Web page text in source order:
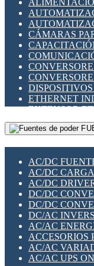
SENSORES
VARIACS
VARIADORES
MAQUINARIA
INTERFACES
OTROS RELÉS
PROTECCIÓN
RELÉS
RELÉS DE
RELÉS DE
RELÉS
RELÉS
SENSORES
SWITCH Y
TARJETAS PI
UNIÓN Y
CÁMARAS
ETHERNET
EXTENSOR
GATEWAY
GESTIÓN DE
PLACAS
SWITCHES Y
SOLUCIONES
SOLUCIONES
SOLUCIONES
SEGURIDAD
SWITCHES
TELEFONÍA IP
VIGILANCIA
MESHTASTIC
AC/DC
AC/DC
AC/DC
DC/DC
DC/DC
DC/AC
AC/AC
ACCESORIOS
AC/AC
AC/AC UPS